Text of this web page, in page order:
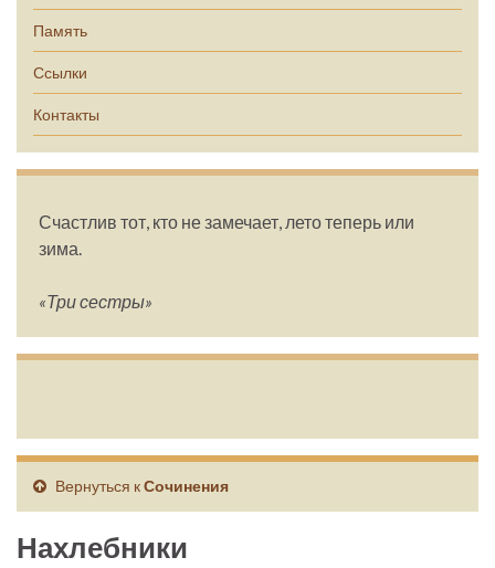
Память
Ссылки
Контакты
Счастлив тот, кто не замечает, лето теперь или
зима.
«Три сестры»
Вернуться кСочинения
Нахлебники